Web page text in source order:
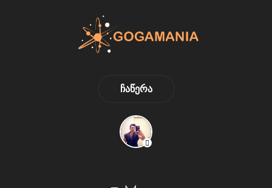
ᲩᲐᲬᲔᲠᲐ